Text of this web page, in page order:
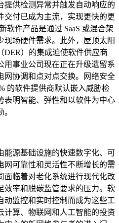
提供检测异常并触发自动响应的
交付已成为主流，实现更快的更
软件产品是通过 SaaS 或混合架
现场硬件需求。此外，屋顶太阳
DER）的集成迫使软件供应商
用事业公司现在正在升级遗留系
网协调和点对点交换。网络安全
的软件提供商默认嵌入威胁检
表明智能、弹性和以软件为中心
能源基础设施的快速数字化、可
网可靠性和灵活性不断增长的需
面临着对老化系统进行现代化改
效率和脱碳监管要求的压力。软
动监控和实时控制而成为这些工
计算、物联网和人工智能的投资